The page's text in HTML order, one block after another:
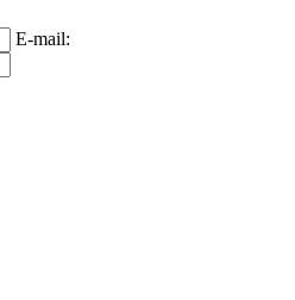
E-mail: